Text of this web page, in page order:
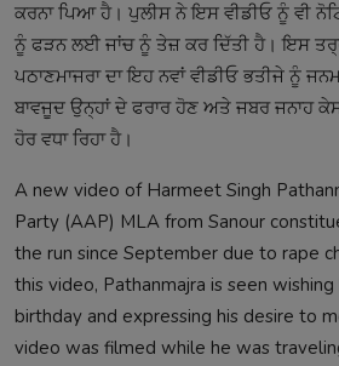
ਕਰਨਾ ਪਿਆ ਹੈ। ਪੁਲੀਸ ਨੇ ਇਸ ਵੀਡੀਓ ਨੂੰ ਵੀ
ਨੂੰ ਫੜਨ ਲਈ ਜਾਂਚ ਨੂੰ ਤੇਜ਼ ਕਰ ਦਿੱਤੀ ਹੈ। ਇਸ
ਪਠਾਣਮਾਜਰਾ ਦਾ ਇਹ ਨਵਾਂ ਵੀਡੀਓ ਭਤੀਜੇ ਨੂੰ
ਬਾਵਜੂਦ ਉਨ੍ਹਾਂ ਦੇ ਫਰਾਰ ਹੋਣ ਅਤੇ ਜਬਰ ਜਨਾਹ
ਹੋਰ ਵਧਾ ਰਿਹਾ ਹੈ।
A new video of Harmeet Singh
Party (AAP) MLA from Sanour
the run since September due to rape
this video, Pathanmajra is seen
birthday and expressing his desire to
video was filmed while he was